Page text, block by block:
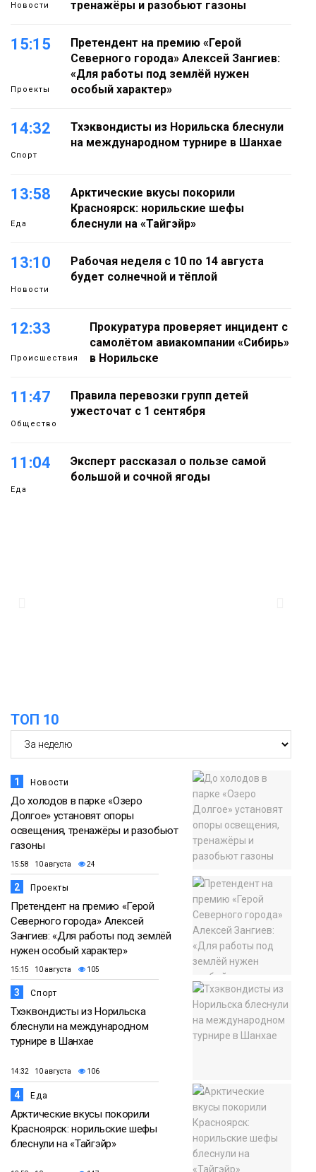
Новости тренажёры и разобьют газоны
15:15
Проекты
Претендент на премию «Герой
Северного города» Алексей Зангиев:
«Для работы под землёй нужен
особый характер»
14:32
Спорт
Тхэквондисты из Норильска блеснули
на международном турнире в Шанхае
13:58
Еда
Арктические вкусы покорили
Красноярск: норильские шефы
блеснули на «Тайгэйр»
13:10
Новости
Рабочая неделя с 10 по 14 августа
будет солнечной и тёплой
12:33
Происшествия
Прокуратура проверяет инцидент с
самолётом авиакомпании «Сибирь»
в Норильске
11:47
Общество
Правила перевозки групп детей
ужесточат с 1 сентября
11:04
Еда
Эксперт рассказал о пользе самой
большой и сочной ягоды
ТОП 10
1 Новости
До холодов в парке «Озеро
Долгое» установят опоры
освещения, тренажёры и разобьют
газоны
15:58 10 августа 24
2 Проекты
Претендент на премию «Герой
Северного города» Алексей
Зангиев: «Для работы под землёй
нужен особый характер»
15:15 10 августа 105
3 Спорт
Тхэквондисты из Норильска
блеснули на международном
турнире в Шанхае
14:32 10 августа 106
4 Еда
Арктические вкусы покорили
Красноярск: норильские шефы
блеснули на «Тайгэйр»